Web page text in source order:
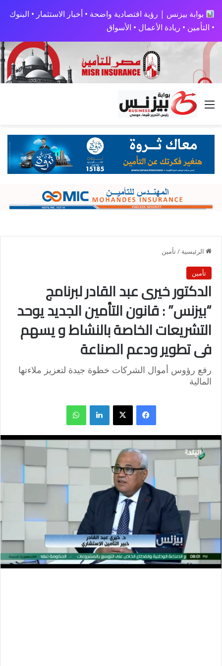
بوابة بيزنس | رؤية اقتصادية واضحة • أخبار الاستثمار • البنوك
• التأمين • ريادة الأعمال • الأسواق
القائمة
الرئيسية /تأمين
تأمين
الدكتور خيرى عبد القادر لبرنامج
“بيزنس” : قانون التأمين الجديد يوحد
التشريعات الخاصة بالنشاط و يسهم
فى تطوير ودعم الصناعة
رفع رؤوس أموال الشركات خطوة جيدة لتعزيز ملاءتها
المالية
فيسبوك X لينكدإن